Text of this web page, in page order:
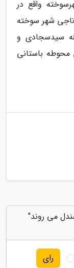
واقع در
ناجی شهر سوخته
سیدسجادی و
باستانی
سال به کنارصندل می روند"
رای